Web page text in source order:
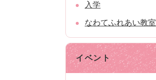
入学
なわてふれあい教室
イベント